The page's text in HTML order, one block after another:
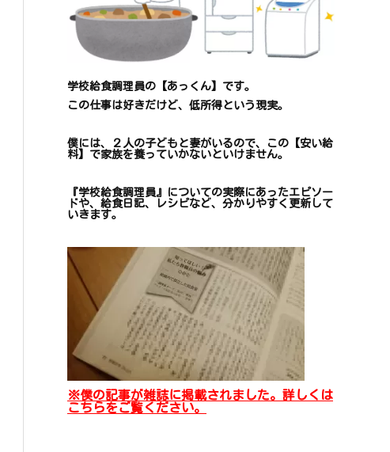
学校給食調理員の【あっくん】です。
この仕事は好きだけど、 低所得という現実。
僕には、２人の子どもと妻がいるので、
この【安い給
料】で家族を養っていかないといけません。
『学校給食調理員』についての実際にあったエピソー
ドや、 給食日記、レシピなど、 分かりやすく更新して
いきます。
※僕の記事が雑誌に掲載されました。詳しくは
こちらをご覧ください。